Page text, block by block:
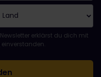
Pflichtfeld!
ist ein Fehler aufgetreten.
abonniert! zu, um
erklärst du dich mit
einverstanden.